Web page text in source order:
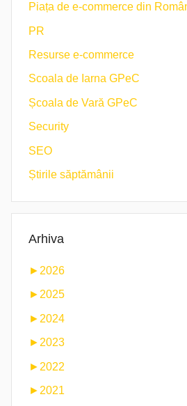
Piața de e-commerce din
PR
Resurse e-commerce
Scoala de Iarna GPeC
Școala de Vară GPeC
Security
SEO
Știrile săptămânii
Arhiva
► 2026
►2025
► 2024
► 2023
► 2022
► 2021